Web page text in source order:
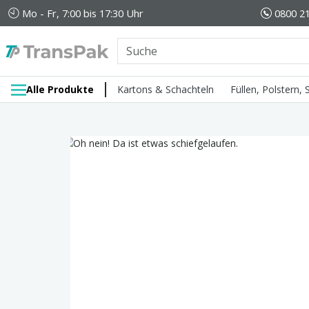
Mo - Fr, 7:00 bis 17:30 Uhr 0800
Alle Produkte Kartons & Schachteln Füllen, Polstern,